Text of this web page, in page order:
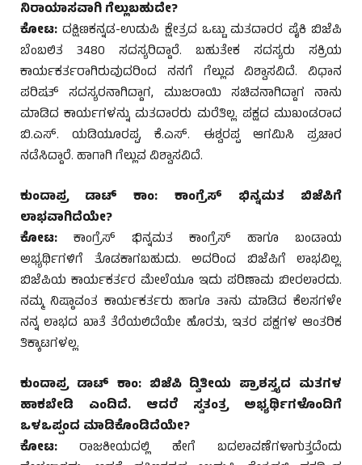
ನಿರಾಯಾಸವಾಗಿ ಗೆಲ್ಲುಬಹುದೇ?
ಕೋಟ: ದಕ್ಷಿಣಕನ್ನಡ-ಉಡುಪಿ ಕ್ಷೇತ್ರದ ಒಟ್ಟು ಮತದಾರರ ಪೈಕಿ ಬಿಜೆಪಿ
ಬೆಂಬಲಿತ 3480 ಸದಸ್ಯರಿದ್ದಾರೆ. ಬಹುತೇಕ ಸದಸ್ಯರು ಸಕ್ರಿಯ
ಕಾರ್ಯಕರ್ತರಾಗಿರುವುದರಿಂದ ನನಗೆ ಗೆಲ್ಲುವ ವಿಶ್ವಾಸವಿದೆ. ವಿಧಾನ
ಪರಿಷತ್ ಸದಸ್ಯರನಾಗಿದ್ದಾಗ, ಮುಜರಾಯಿ ಸಚಿವನಾಗಿದ್ದಾಗ ನಾನು
ಮಾಡಿದ ಕಾರ್ಯಗಳನ್ನು ಮತದಾರರು ಮರೆತಿಲ್ಲ. ಪಕ್ಷದ ಮುಖಂಡರಾದ
ಬಿ.ಎಸ್. ಯಡಿಯೂರಪ್ಪ, ಕೆ.ಎಸ್. ಈಶ್ವರಪ್ಪ ಆಗಮಿಸಿ ಪ್ರಚಾರ
ನಡೆಸಿದ್ದಾರೆ. ಹಾಗಾಗಿ ಗೆಲ್ಲುವ ವಿಶ್ವಾಸವಿದೆ.
ಕುಂದಾಪ್ರ ಡಾಟ್ ಕಾಂ: ಕಾಂಗ್ರೆಸ್ ಭಿನ್ನಮತ ಬಿಜೆಪಿಗೆ
ಲಾಭವಾಗಿದೆಯೇ?
ಕೋಟ: ಕಾಂಗ್ರೆಸ್ ಭಿನ್ನಮತ ಕಾಂಗ್ರೆಸ್ ಹಾಗೂ ಬಂಡಾಯ
ಅಭ್ಯರ್ಥಿಗಳಿಗೆ ತೊಡಕಾಗಬಹುದು. ಅದರಿಂದ ಬಿಜೆಪಿಗೆ ಲಾಭವಿಲ್ಲ.
ಬಿಜೆಪಿಯ ಕಾರ್ಯಕರ್ತರ ಮೇಲೆಯೂ ಇದು ಪರಿಣಾಮ ಬೀರಲಾರದು.
ನಮ್ಮ ನಿಷ್ಠಾವಂತ ಕಾರ್ಯಕರ್ತರು ಹಾಗೂ ತಾನು ಮಾಡಿದ ಕೆಲಸಗಳೇ
ನನ್ನ ಲಾಭದ ಖಾತೆ ತೆರೆಯಲಿದೆಯೇ ಹೊರತು, ಇತರ ಪಕ್ಷಗಳ ಆಂತರಿಕ
ತಿಕ್ಕಾಟಗಳಲ್ಲ.
ಕುಂದಾಪ್ರ ಡಾಟ್ ಕಾಂ: ಬಿಜೆಪಿ ದ್ವಿತೀಯ ಪ್ರಾಶಸ್ತ್ಯದ ಮತಗಳ
ಹಾಕಬೇಡಿ ಎಂದಿದೆ. ಆದರೆ ಸ್ವತಂತ್ರ ಅಭ್ಯರ್ಥಿಗಳೊಂದಿಗೆ
ಒಳಒಪ್ಪಂದ ಮಾಡಿಕೊಂಡಿದೆಯೇ?
ಕೋಟ: ರಾಜಕೀಯದಲ್ಲಿ ಹೇಗೆ ಬದಲಾವಣೆಗಳಾಗುತ್ತದೆಂದು